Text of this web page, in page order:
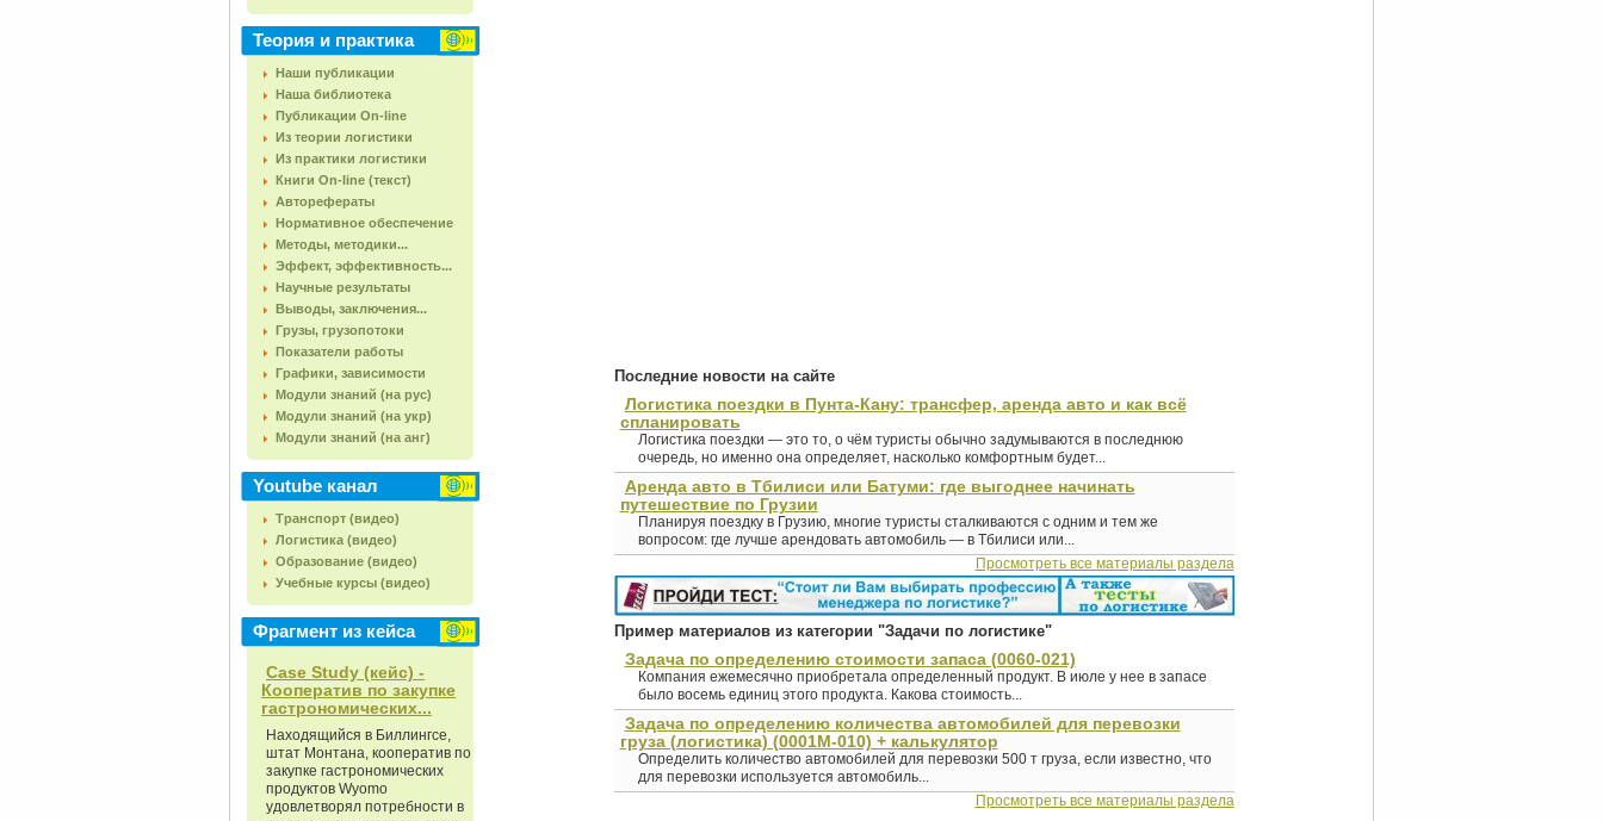
Теория и практика
Наши публикации
Наша библиотека
Публикации On-line
Из теории логистики
Из практики логистики
Книги On-line (текст)
Авторефераты
Нормативное обеспечение
Методы, методики...
Эффект, эффективность...
Научные результаты
Выводы, заключения...
Грузы, грузопотоки
Показатели работы
Графики, зависимости
Модули знаний (на рус)
Модули знаний (на укр)
Модули знаний (на анг)
Youtube канал
Транспорт (видео)
Логистика (видео)
Образование (видео)
Учебные курсы (видео)
Фрагмент из кейса
Case Study (кейс) -
Кооператив по закупке
гастрономических...
Находящийся в Биллингсе,
штат Монтана, кооператив по
закупке гастрономических
продуктов Wyomo
удовлетворял потребности в
Последние новости на сайте
Логистика поездки в Пунта-Кану: трансфер, аренда авто и как всё
спланировать
Логистика поездки — это то, о чём туристы обычно задумываются в последнюю
очередь, но именно она определяет, насколько комфортным будет...
Аренда авто в Тбилиси или Батуми: где выгоднее начинать
путешествие по Грузии
Планируя поездку в Грузию, многие туристы сталкиваются с одним и тем же
вопросом: где лучше арендовать автомобиль — в Тбилиси или...
Просмотреть все материалы раздела
Пример материалов из категории "Задачи по логистике"
Задача по определению стоимости запаса (0060-021)
Компания ежемесячно приобретала определенный продукт. В июле у нее в запасе
было восемь единиц этого продукта. Какова стоимость...
Задача по определению количества автомобилей для перевозки
груза (логистика) (0001М-010) + калькулятор
Определить количество автомобилей для перевозки 500 т груза, если известно, что
для перевозки используется автомобиль...
Просмотреть все материалы раздела